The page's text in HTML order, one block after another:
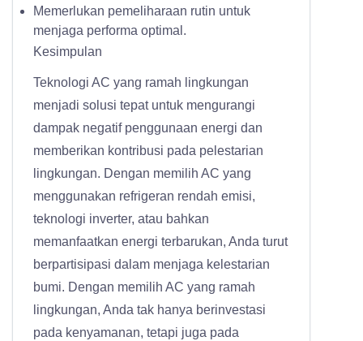
Memerlukan pemeliharaan rutin untuk
menjaga performa optimal.
Kesimpulan
Teknologi AC yang ramah lingkungan
menjadi solusi tepat untuk mengurangi
dampak negatif penggunaan energi dan
memberikan kontribusi pada pelestarian
lingkungan. Dengan memilih AC yang
menggunakan refrigeran rendah emisi,
teknologi inverter, atau bahkan
memanfaatkan energi terbarukan, Anda turut
berpartisipasi dalam menjaga kelestarian
bumi. Dengan memilih AC yang ramah
lingkungan, Anda tak hanya berinvestasi
pada kenyamanan, tetapi juga pada